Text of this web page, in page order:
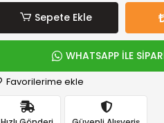
Sepete Ekle
WHATSAPP İLE
Favorilerime ekle